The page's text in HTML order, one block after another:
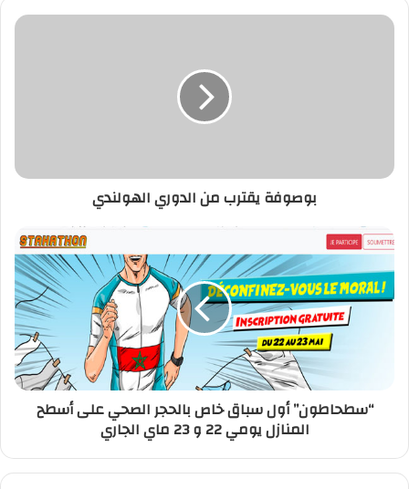
بوصوفة
بوصوفة يقترب من الدوري الهولندي
“سطحاطون”
أول
سباق
خاص
المنازل
يومي
23
“سطحاطون” أول سباق خاص بالحجر الصحي على أسطح
المنازل يومي 22 و 23 ماي الجاري